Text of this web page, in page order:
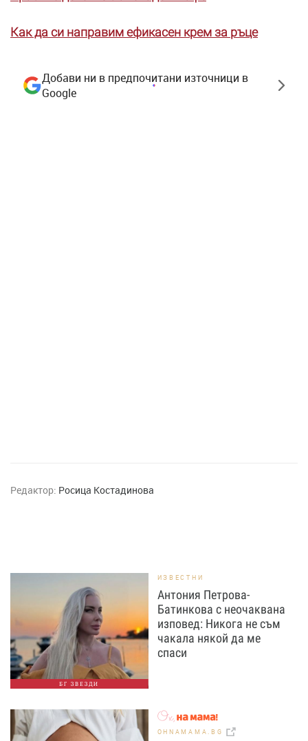
Как да си направим ефикасен крем за ръце
Добави ни в предпочитани източници в
Google
Редактор: Росица Костадинова
БГ ЗВЕЗДИ
ИЗВЕСТНИ
Антония Петрова-
Батинкова с неочаквана
изповед: Никога не съм
чакала някой да ме
спаси
OHNAMAMA.BG